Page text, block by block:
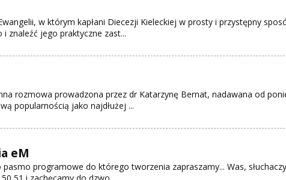
w którym kapłani Diecezji Kieleckiej w prosty i przystępny
i znaleźć jego praktyczne zast...
rozmowa prowadzona przez dr Katarzynę Bernat, nadawana od
popularnością jako najdłużej ...
eM
programowe do którego tworzenia zapraszamy... Was,